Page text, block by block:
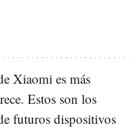
Xiaomi es más
Estos son los
futuros dispositivos